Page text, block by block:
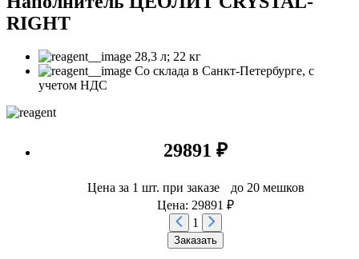
RIGHT
28,3 л; 22 кг
Со склада в Санкт-Петербурге, с
учетом НДС
29891 ₽
Цена за 1 шт. при заказе до 20 мешков
Цена: 29891 ₽
1
Заказать